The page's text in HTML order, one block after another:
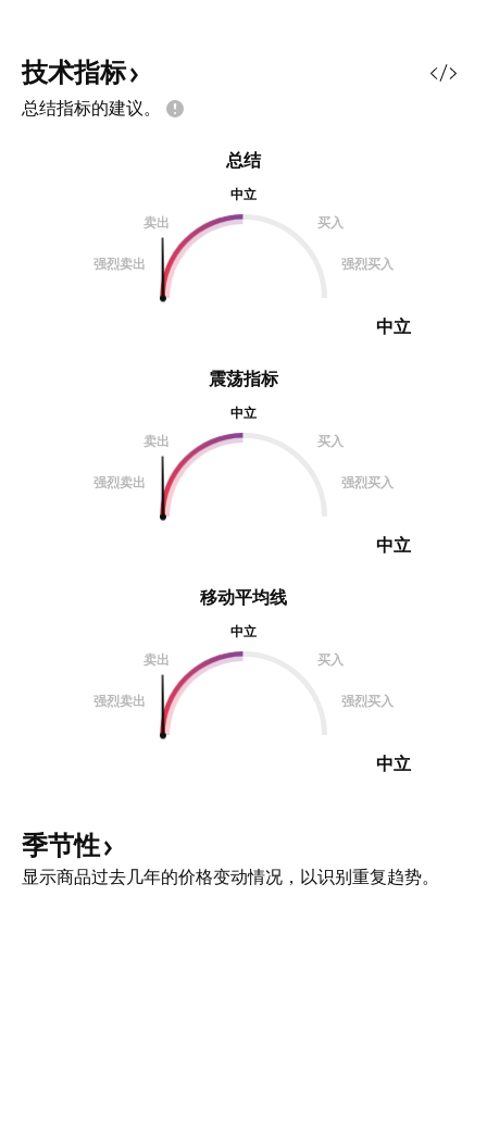
技术指标
总结指标的建议。
震荡指标
中立
卖出
买入
强烈卖出 强烈买入
中立
总结
中立
卖出
买入
强烈卖出 强烈买入
中立
移动平均线
中立
卖出
买入
强烈卖出 强烈买入
中立
季节性
显示商品过去几年的价格变动情况，以识别重复趋势。